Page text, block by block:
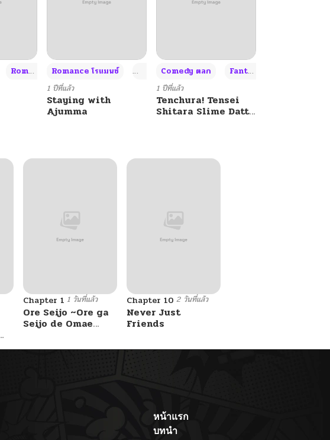
Romance โรแมนซ์ +4
Romance โรแมนซ์ Adult ผู้ใหญ่ +4
1 ปีที่แล้ว
Staying with
Ajumma
Comedy ตลก Fantasy แฟนตาซี
1 ปีที่แล้ว
Tenchura! Tensei
Shitara Slime Datta
Chapter 1 1 วันที่แล้ว
Ore Seijo ~Ore ga
Seijo de Omae
Saikyou Tag
Chapter 10 2 วันที่แล้ว
Never Just
Friends
หน้าแรก
บทนำ